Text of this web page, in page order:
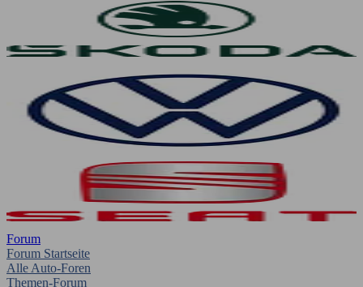
Forum
Forum Startseite
Alle Auto-Foren
Themen-Forum